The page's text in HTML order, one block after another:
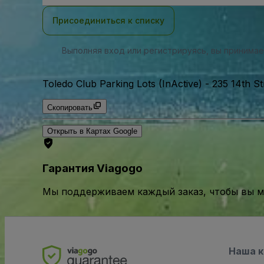
Присоединиться к списку
Выполняя вход или регистрируясь, вы
Toledo Club Parking Lots (InActive) -235 14th
Скопировать
Открыть в Картах Google
Гарантия Viagogo
Мы поддерживаем каждый заказ, чтобы вы
Наша